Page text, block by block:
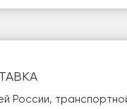
России,